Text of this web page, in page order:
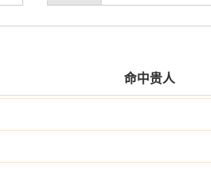
命中贵人